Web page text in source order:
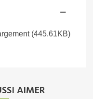
(445.61KB)
AIMER